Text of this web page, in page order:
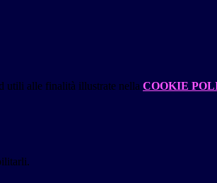
utili alle finalità illustrate nella COOKIE